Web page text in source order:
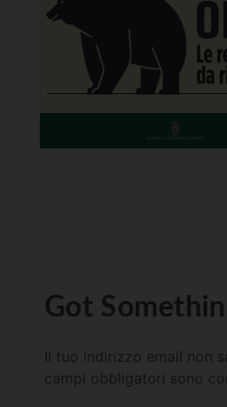
Got
Il tuo indirizzo email non
campi obbligatori sono